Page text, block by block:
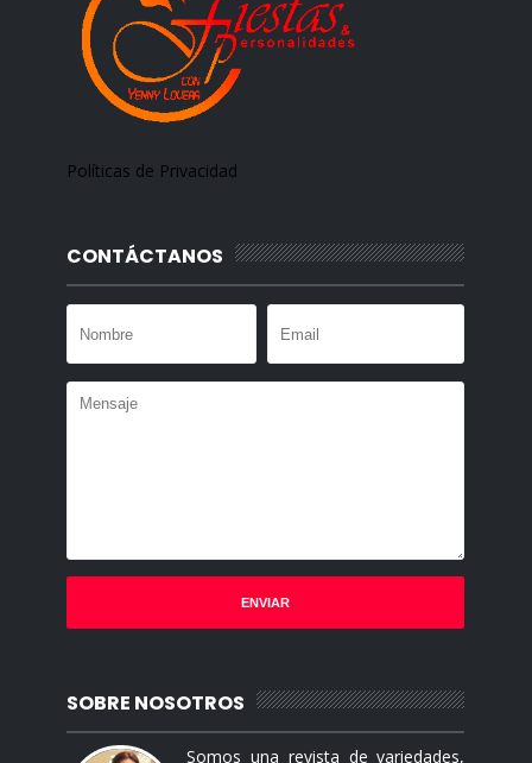
Políticas de Privacidad
CONTÁCTANOS
SOBRE NOSOTROS
Somos una revista de variedades,